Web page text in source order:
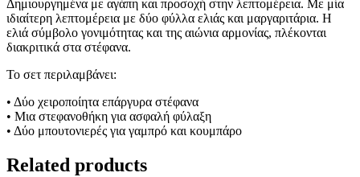
Δημιουργημένα με αγάπη και προσοχή στην λεπτομέρεια. Με μία
ιδιαίτερη λεπτομέρεια με δύο φύλλα ελιάς και μαργαριτάρια. Η
ελιά σύμβολο γονιμότητας και της αιώνια αρμονίας, πλέκονται
διακριτικά στα στέφανα.
Το σετ περιλαμβάνει:
• Δύο χειροποίητα επάργυρα στέφανα
• Μια στεφανοθήκη για ασφαλή φύλαξη
• Δύο μπουτονιερές για γαμπρό και κουμπάρο
Related products